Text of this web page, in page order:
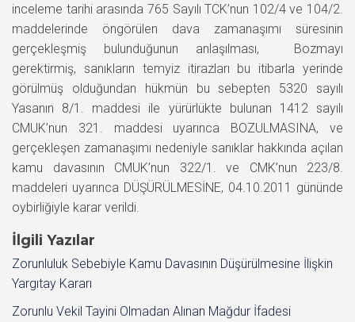
inceleme tarihi arasında 765 Sayılı TCK’nun 102/4 ve 104/2.
maddelerinde öngörülen dava zamanaşımı süresinin
gerçekleşmiş bulunduğunun anlaşılması, Bozmayı
gerektirmiş, sanıkların temyiz itirazları bu itibarla yerinde
görülmüş olduğundan hükmün bu sebepten 5320 sayılı
Yasanın 8/1. maddesi ile yürürlükte bulunan 1412 sayılı
CMUK’nun 321. maddesi uyarınca BOZULMASINA, ve
gerçekleşen zamanaşımı nedeniyle sanıklar hakkında açılan
kamu davasının CMUK’nun 322/1. ve CMK’nun 223/8.
maddeleri uyarınca DÜŞÜRÜLMESİNE, 04.10.2011 gününde
oybirliğiyle karar verildi.
İlgili Yazılar
Zorunluluk Sebebiyle Kamu Davasının Düşürülmesine İlişkin
Yargıtay Kararı
Zorunlu Vekil Tayini Olmadan Alınan Mağdur İfadesi